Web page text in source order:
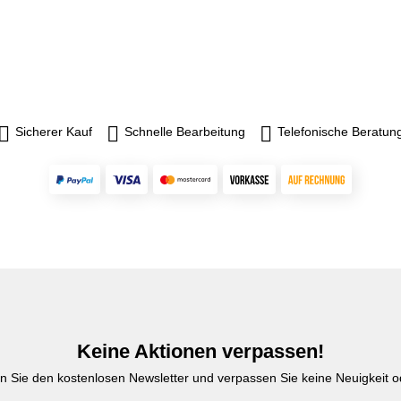
Sicherer Kauf Schnelle Bearbeitung Telefonische
Keine Aktionen verpassen!
Sie den kostenlosen Newsletter und verpassen Sie keine Neuigkeit